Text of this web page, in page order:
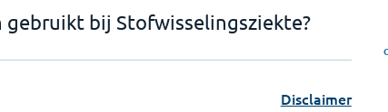
gebruikt bij Stofwisselingsziekte?
Disclaimer